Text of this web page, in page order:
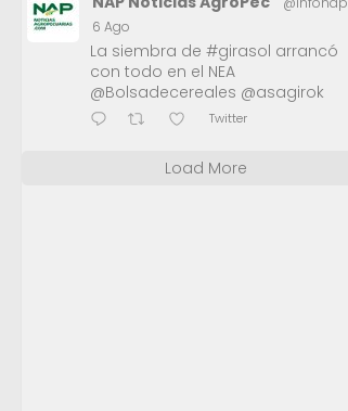
6 Ago
La siembra de #girasol arrancó
con todo en el NEA
@Bolsadecereales @asagirok
Twitter
Load More